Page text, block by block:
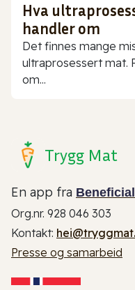
Hva
handler om
Det finnes mange
ultraprosessert mat.
om...
Trygg Mat
En app fra
Org.nr. 928 046 303
Kontakt:
Presse og samarbeid